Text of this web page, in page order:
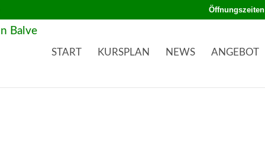
Öffnungszeiten
START KURSPLAN NEWS ANGEBOT